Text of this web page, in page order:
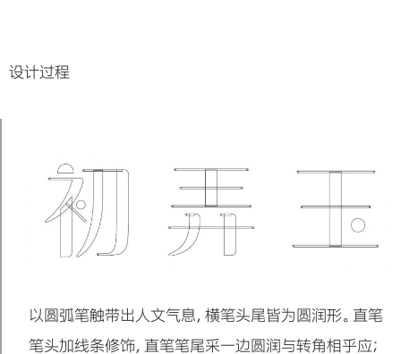
设计过程
以圆弧笔触带出人文气息，横笔头尾皆为圆润形。直笔
笔头加线条修饰，直笔笔尾采一边圆润与转角相乎应；